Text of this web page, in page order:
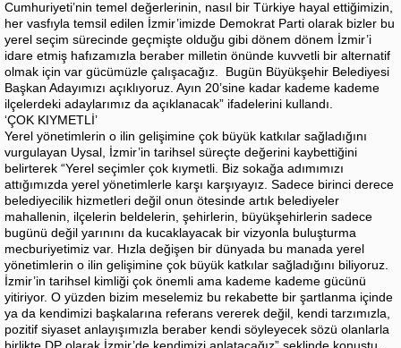
Cumhuriyeti’nin temel değerlerinin, nasıl bir Türkiye hayal ettiğimizin,
her vasfıyla temsil edilen İzmir’imizde Demokrat Parti olarak bizler bu
yerel seçim sürecinde geçmişte olduğu gibi dönem dönem İzmir’i
idare etmiş hafızamızla beraber milletin önünde kuvvetli bir alternatif
olmak için var gücümüzle çalışacağız. Bugün Büyükşehir Belediyesi
Başkan Adayımızı açıklıyoruz. Ayın 20’sine kadar kademe kademe
ilçelerdeki adaylarımız da açıklanacak” ifadelerini kullandı.
‘ÇOK KIYMETLİ’
Yerel yönetimlerin o ilin gelişimine çok büyük katkılar sağladığını
vurgulayan Uysal, İzmir’in tarihsel süreçte değerini kaybettiğini
belirterek “Yerel seçimler çok kıymetli. Biz sokağa adımımızı
attığımızda yerel yönetimlerle karşı karşıyayız. Sadece birinci derece
belediyecilik hizmetleri değil onun ötesinde artık belediyeler
mahallenin, ilçelerin beldelerin, şehirlerin, büyükşehirlerin sadece
bugünü değil yarınını da kucaklayacak bir vizyonla buluşturma
mecburiyetimiz var. Hızla değişen bir dünyada bu manada yerel
yönetimlerin o ilin gelişimine çok büyük katkılar sağladığını biliyoruz.
İzmir’in tarihsel kimliği çok önemli ama kademe kademe gücünü
yitiriyor. O yüzden bizim meselemiz bu rekabette bir şartlanma içinde
ya da kendimizi başkalarına referans vererek değil, kendi tarzımızla,
pozitif siyaset anlayışımızla beraber kendi söyleyecek sözü olanlarla